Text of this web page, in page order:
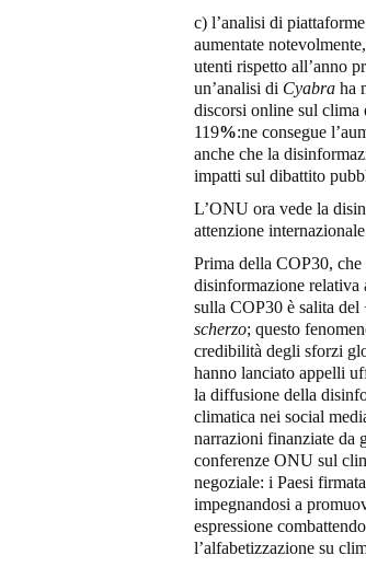
c) l’analisi di
aumentate
utenti rispetto all’anno
un’analisi di Cyabra ha
discorsi online sul clima
119%:ne consegue
anche che la
impatti sul dibattito
L’ONU ora vede la
attenzione
Prima della COP30,
disinformazione relativa
sulla COP30 è salita
scherzo; questo
credibilità degli sforzi
hanno lanciato appelli
la diffusione della
climatica nei social
narrazioni finanziate da
conferenze ONU sul
negoziale: i Paesi
impegnandosi a
espressione
l’alfabetizzazione su